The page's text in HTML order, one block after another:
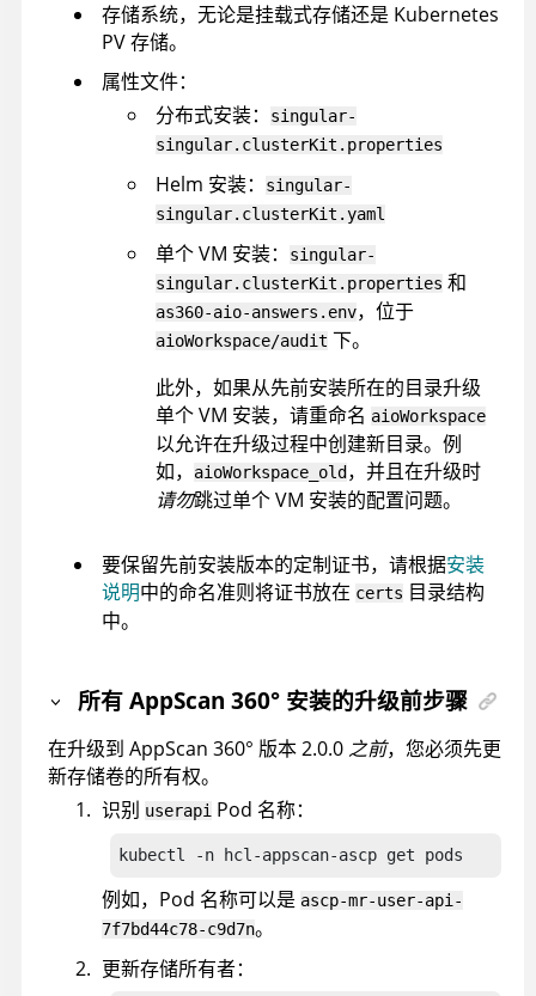
存储系统，无论是挂载式存储还是 Kubernetes
PV 存储。
属性文件：
分布式安装：
singular-
singular.clusterKit.properties
Helm 安装：
singular-
singular.clusterKit.yaml
单个 VM 安装：
singular-
singular.clusterKit.properties 和
as360-aio-answers.env，位于
aioWorkspace/audit 下。
此外，如果从先前安装所在的目录升级
单个 VM 安装，请重命名 aioWorkspace
以允许在升级过程中创建新目录。例
如，
aioWorkspace_old ，并且在升级时
请勿跳过单个 VM 安装的配置问题。
要保留先前安装版本的定制证书，请根据安装
说明中的命名准则将证书放在 certs 目录结构
中。
所有AppScan 360° 安装的升级前步骤
在升级到 AppScan 360° 版本 2.0.0 之前，您必须先更
新存储卷的所有权。
识别 userapi Pod 名称：
kubectl -n hcl-appscan-ascp get pods
例如，Pod 名称可以是 ascp-mr-user-api-
7f7bd44c78-c9d7n。
更新存储所有者：